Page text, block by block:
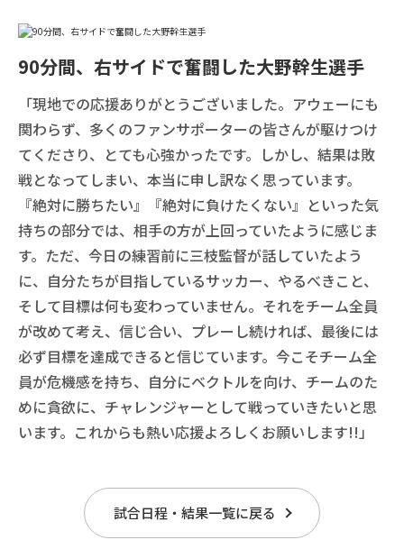
90分間、右サイドで奮闘した大野幹生選手
「現地での応援ありがとうございました。アウェーにも
関わらず、多くのファンサポーターの皆さんが駆けつけ
てくださり、とても心強かったです。しかし、結果は敗
戦となってしまい、本当に申し訳なく思っています。
『絶対に勝ちたい』『絶対に負けたくない』といった気
持ちの部分では、相手の方が上回っていたように感じま
す。ただ、今日の練習前に三枝監督が話していたよう
に、自分たちが目指しているサッカー、やるべきこと、
そして目標は何も変わっていません。それをチーム全員
が改めて考え、信じ合い、プレーし続ければ、最後には
必ず目標を達成できると信じています。今こそチーム全
員が危機感を持ち、自分にベクトルを向け、チームのた
めに貪欲に、チャレンジャーとして戦っていきたいと思
います。これからも熱い応援よろしくお願いします!!」
試合日程・結果一覧に戻る